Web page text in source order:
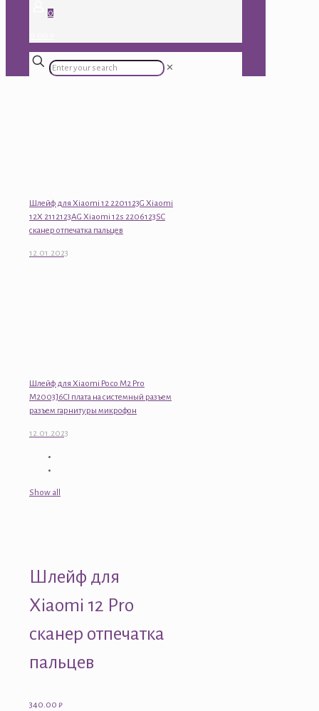
0
✕
Шлейф для Xiaomi 12 2201123G Xiaomi
12X 2112123AG Xiaomi 12s 2206123SC
сканер отпечатка пальцев
12.01.2023
Шлейф для Xiaomi Poco M2 Pro
M2003J6CI плата на системный разъем
разъем гарнитуры микрофон
12.01.2023
Show all
Шлейф для
Xiaomi 12 Pro
сканер отпечатка
пальцев
340.00 ₽